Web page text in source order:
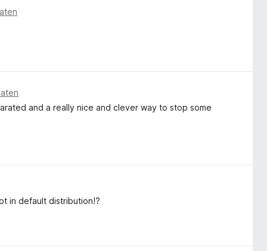
and a really nice and clever way to stop some
in default distribution!?